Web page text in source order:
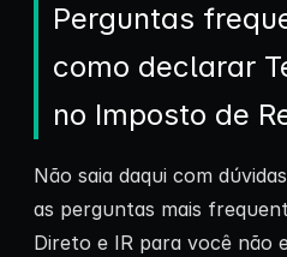
Perguntas
como declarar
no Imposto de
Não saia daqui com
as perguntas mais
Direto e IR para você não